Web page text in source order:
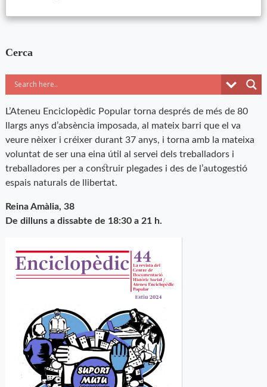
Cerca
L’Ateneu Enciclopèdic Popular torna després de més de 80
llargs anys d’absència imposada, al mateix barri que el va
veure nèixer i créixer durant 37 anys, i torna amb la mateixa
voluntat de ser una eina útil al servei dels treballadors i
treballadores per a construir plegades i des de l’autogestió
espais naturals de llibertat.
Reina Amàlia, 38
De dilluns a dissabte de 18:30 a 21 h.